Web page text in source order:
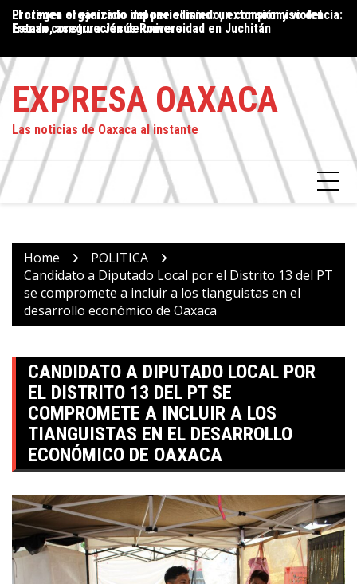
SkipProteger el ejercicio del periodismo: un compromiso del
Estado, asegura Jesús Romero
El crimen organizado impone el miedo, extorsión y violencia:
frenan construcción de universidad en Juchitán
EXPRESA OAXACA
Las noticias de Oaxaca al instante
Home
POLITICA
Candidato a Diputado Local por el Distrito 13 del PT
se compromete a incluir a los tianguistas en el
desarrollo económico de Oaxaca
CANDIDATO A DIPUTADO LOCAL POR
EL DISTRITO 13 DEL PT SE
COMPROMETE A INCLUIR A LOS
TIANGUISTAS EN EL DESARROLLO
ECONÓMICO DE OAXACA